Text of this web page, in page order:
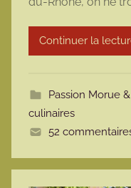
Continuer la
Passion Morue
culinaires
52